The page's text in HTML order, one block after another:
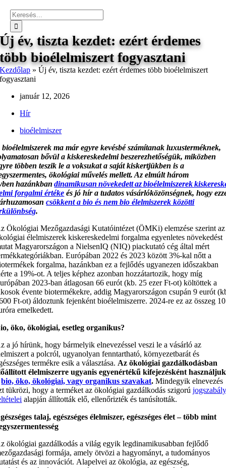
Keresés...
Új év, tiszta kezdet: ezért érdemes
több bioélelmiszert fogyasztani
Kezdőlap »Új év, tiszta kezdet: ezért érdemes több bioélelmiszert
fogyasztani
január 12, 2026
Hír
bioélelmiszer
bioélelmiszerek ma már egyre kevésbé számítanak luxusterméknek,
bővül a kiskereskedelmi beszerezhetőségük, miközben
többen teszik le a voksukat a saját kiskertjükben is a
ökológiai művelés mellett. Az elmúlt három
hazánkbandinamikusan növekedett az bioélelmiszerek
forgalmi értéke és jó hír a tudatos vásárlóközönségnek, hogy
csökkent a bio és nem bio élelmiszerek közötti
.
Ökológiai Mezőgazdasági Kutatóintézet (ÖMKi) elemzése szerint az
élelmiszerek kiskereskedelmi forgalma egyenletes növekedést
Magyarországon a NielsenIQ (NIQ) piackutató cég által mért
Európában 2022 és 2023 között 3%-kal nőtt a
forgalma, hazánkban ez a fejlődés ugyanezen időszakban
a 19%-ot. A teljes képhez azonban hozzátartozik, hogy míg
2023-ban átlagosan 66 eurót (kb. 25 ezer Ft-ot) költöttek a
évente biotermékekre, addig Magyarországon csupán 9 eurót
Ft-ot) áldoztunk fejenként bioélelmiszerre. 2024-re ez az összeg 10
emelkedett.
öko, ökológiai, esetleg organikus?
a jó hírünk, hogy bármelyik elnevezéssel veszi le a vásárló az
a polcról, ugyanolyan fenntartható, környezetbarát és
termékre esik a választása. Az ökológiai gazdálkodásban
élelmiszerre ugyanis egyenértékű kifejezésként használjuk
bio, öko, ökológiai, vagy organikus szavakat. Mindegyik elnevezés
tükrözi, hogy a terméket az ökológiai gazdálkodás szigorú
alapján állították elő, ellenőrizték és tanúsították.
talaj, egészséges élelmiszer, egészséges élet – több mint
ökológiai gazdálkodás a világ egyik legdinamikusabban fejlődő
formája, amely ötvözi a hagyományt, a tudományos
és az innovációt. Alapelvei az ökológia, az egészség,